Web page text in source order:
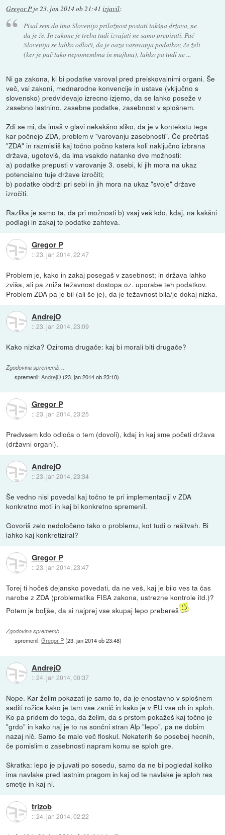
Gregor P je23. jan 2014 ob 21:41 izjavil:
Pisal sem da ima Slovenijo priložnost postati takšna država, ne
da je že. In zakone je treba tudi izvajati ne samo prepisati. Pač
Slovenija se lahko odloči, da je oaza varovanja podatkov, če želi
(ker je pač tako nepomembna in majhna), lahko pa tudi ne ...
Ni ga zakona, ki bi podatke varoval pred preiskovalnimi organi. Še
več, vsi zakoni, mednarodne konvencije in ustave (vključno s
slovensko) predvidevajo izrecno izjemo, da se lahko poseže v
zasebno lastnino, zasebne podatke, zasebnost v splošnem.
Zdi se mi, da imaš v glavi nekakšno sliko, da je v kontekstu tega
kar počnejo ZDA, problem v "varovanju zasebnosti". Če prečrtaš
"ZDA" in razmisliš kaj točno počno katera koli naključno izbrana
država, ugotoviš, da ima vsakdo natanko dve možnosti:
a) podatke prepusti v varovanje 3. osebi, ki jih mora na ukaz
potencialno tuje države izročiti;
b) podatke obdrži pri sebi in jih mora na ukaz "svoje" države
izročiti.
Razlika je samo ta, da pri možnosti b) vsaj veš kdo, kdaj, na kakšni
podlagi in zakaj te podatke zahteva.
Gregor P
::23. jan 2014, 22:47
Problem je, kako in zakaj posegaš v zasebnost; in država lahko
zviša, ali pa zniža težavnost dostopa oz. uporabe teh podatkov.
Problem ZDA pa je bil (ali še je), da je težavnost bila/je dokaj nizka.
AndrejO
::23. jan 2014, 23:09
Kako nizka? Oziroma drugače: kaj bi morali biti drugače?
Zgodovina sprememb…
spremenil:AndrejO(23. jan 2014 ob 23:10)
Gregor P
::23. jan 2014, 23:25
Predvsem kdo odloča o tem (dovoli), kdaj in kaj sme početi država
(državni organi).
AndrejO
::23. jan 2014, 23:34
Še vedno nisi povedal kaj točno te pri implementaciji v ZDA
konkretno moti in kaj bi konkretno spremenil.
Govoriš zelo nedoločeno tako o problemu, kot tudi o rešitvah. Bi
lahko kaj konkretiziral?
Gregor P
::23. jan 2014, 23:47
Torej ti hočeš dejansko povedati, da ne veš, kaj je bilo ves ta čas
narobe z ZDA (problematika FISA zakona, ustrezne kontrole itd.)?
Potem je boljše, da si najprej vse skupaj lepo prebereš
Zgodovina sprememb…
spremenil:Gregor P(23. jan 2014 ob 23:48)
AndrejO
::24. jan 2014, 00:37
Nope. Kar želim pokazati je samo to, da je enostavno v splošnem
saditi rožice kako je tam vse zanič in kako je v EU vse oh in sploh.
Ko pa pridem do tega, da želim, da s prstom pokažeš kaj točno je
"grdo" in kako naj je to na sončni stran Alp "lepo", pa ne dobim
nazaj nič. Samo še malo več floskul. Nekaterih še posebej hecnih,
če pomislim o zasebnosti napram komu se sploh gre.
Skratka: lepo je pljuvati po sosedu, samo da ne bi pogledal koliko
ima navlake pred lastnim pragom in kaj od te navlake je sploh res
smetje in kaj ni.
trizob
::24. jan 2014, 02:22